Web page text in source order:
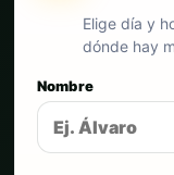
Elige día y
dónde hay
Nombre